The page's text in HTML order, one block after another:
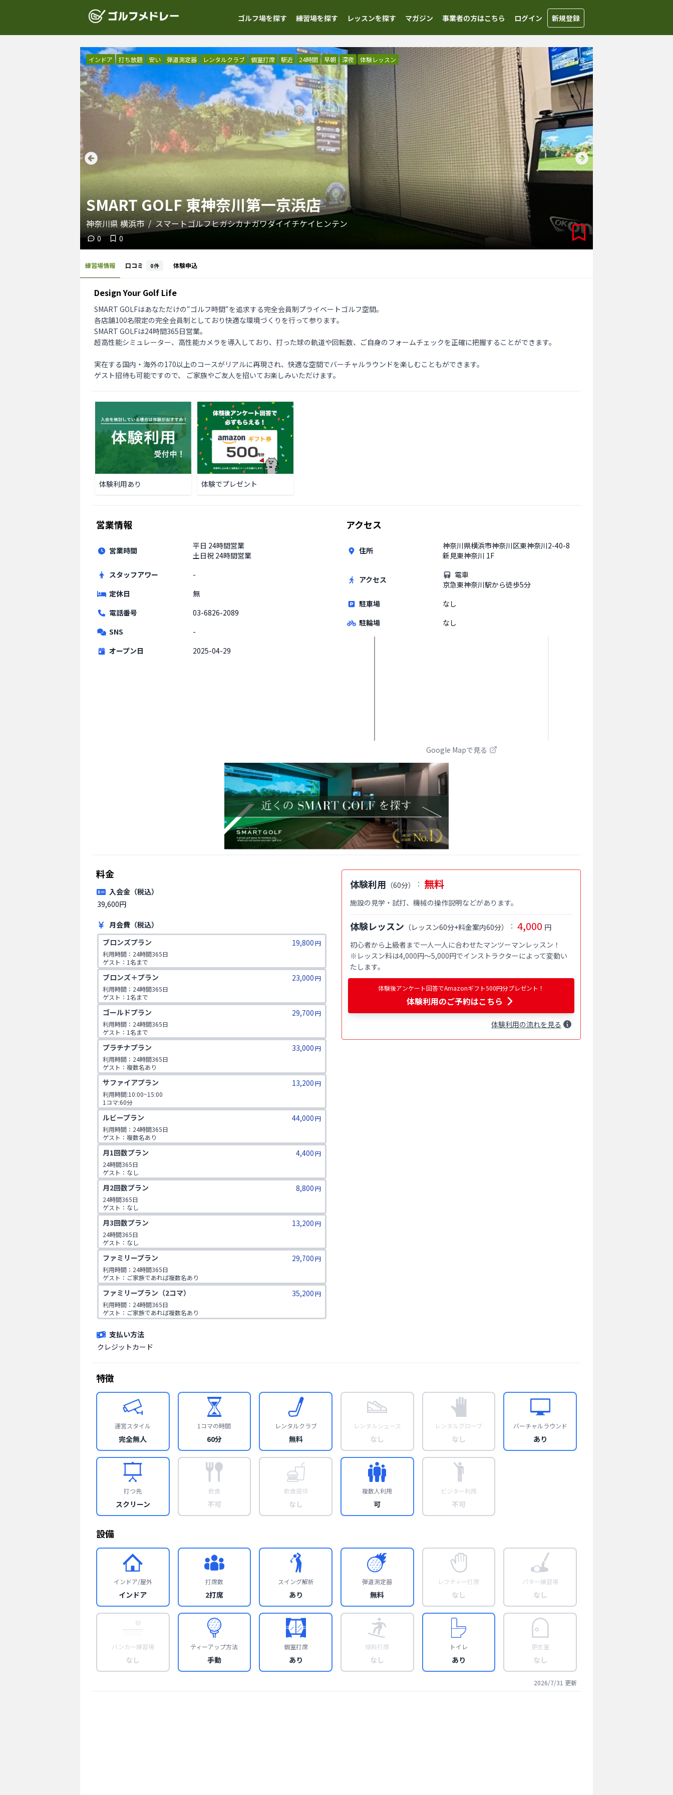
ゴルフ場を探す 練習場を探す レッスンを探す マガジン 事業者の方はこちら ログイン 新規登録
1/3
インドア 打ち放題 安い 弾道測定器 レンタルクラブ 個室打席 駅近 24時間 早朝 深夜 体験レッスン
SMART GOLF 東神奈川第一京浜店
神奈川県 横浜市 / スマートゴルフヒガシカナガワダイイチケイヒンテン
0 0
練習場情報 口コミ 0件 体験申込
Design Your Golf Life
SMART GOLFはあなただけの“ゴルフ時間“を追求する完全会員制プライベートゴルフ空間。
各店舗100名限定の完全会員制としており快適な環境づくりを行って参ります。
SMART GOLFは24時間365日営業。
超高性能シミュレーター、高性能カメラを導入しており、打った球の軌道や回転数、ご自身のフォームチェックを正確に把握することができます。
実在する国内・海外の170以上のコースがリアルに再現され、快適な空間でバーチャルラウンドを楽しむこともができます。
ゲスト招待も可能ですので、 ご家族やご友人を招いてお楽しみいただけます。
体験利用あり 体験でプレゼント
営業情報
営業時間 平日 24時間営業
土日祝 24時間営業
スタッフアワー
-
定休日
無
電話番号
03-6826-2089
SNS
-
オープン日
2025-04-29
アクセス
住所
神奈川県横浜市神奈川区東神奈川2-40-8
新見東神奈川 1F
アクセス
電車
京急東神奈川駅から徒歩5分
駐車場
なし
駐輪場
なし
Google Mapで見る
料金
入会金（税込）
39,600円
月会費（税込）
ブロンズプラン
19,800円
利用時間：24時間365日
ゲスト：1名まで
ブロンズ＋プラン 23,000円
利用時間：24時間365日
ゲスト：1名まで
ゴールドプラン 29,700円
利用時間：24時間365日
ゲスト：1名まで
1日2コマ予約可
プラチナプラン 33,000円
利用時間：24時間365日
ゲスト：複数名あり
1日2コマ予約可
サファイアプラン 13,200円
利用時間:10:00~15:00
1コマ:60分
対象年齢:60歳以上
ゲスト:無し
ルビープラン 44,000円
利用時間：24時間365日
ゲスト：複数名あり
1日3コマ予約可
月1回数プラン 4,400円
24時間365日
ゲスト：なし
月2回数プラン 8,800円
24時間365日
ゲスト：なし
月3回数プラン 13,200円
24時間365日
ゲスト：なし
ファミリープラン 29,700円
利用時間：24時間365日
ゲスト：ご家族であれば複数名あり
※ご入会時にご家族名の登録をお願いしております。二親等までのご家族が対象
です。
ファミリープラン（2コマ） 35,200円
利用時間：24時間365日
ゲスト：ご家族であれば複数名あり
※ご入会時にご家族名の登録をお願いしております。二親等までのご家族が対象
支払い方法
クレジットカード
体験利用 （60分） ： 無料
施設の見学・試打、機械の操作説明などがあります。
体験レッスン （レッスン60分+料金案内60分） ： 4,000 円
初心者から上級者まで一人一人に合わせたマンツーマンレッスン！
※レッスン料は4,000円〜5,000円でインストラクターによって変動い
たします。
体験後アンケート回答でAmazonギフト500円分プレゼント！
体験利用のご予約はこちら
体験利用の流れを見る
特徴
運営スタイル
完全無人
1コマの時間
60分
レンタルクラブ
無料
レンタルシューズ
なし
レンタルグローブ
なし
バーチャルラウンド
あり
打つ先
スクリーン
飲食
不可
飲食提供
なし
複数人利用
可
ビジター利用
不可
設備
インドア/屋外
インドア
打席数
2打席
スイング解析
あり
弾道測定器
無料
レフティー打席
なし
パター練習場
なし
バンカー練習場
なし
ティーアップ方法
手動
個室打席
あり
傾斜打席
なし
トイレ
あり
更衣室
なし
2026/7/31 更新